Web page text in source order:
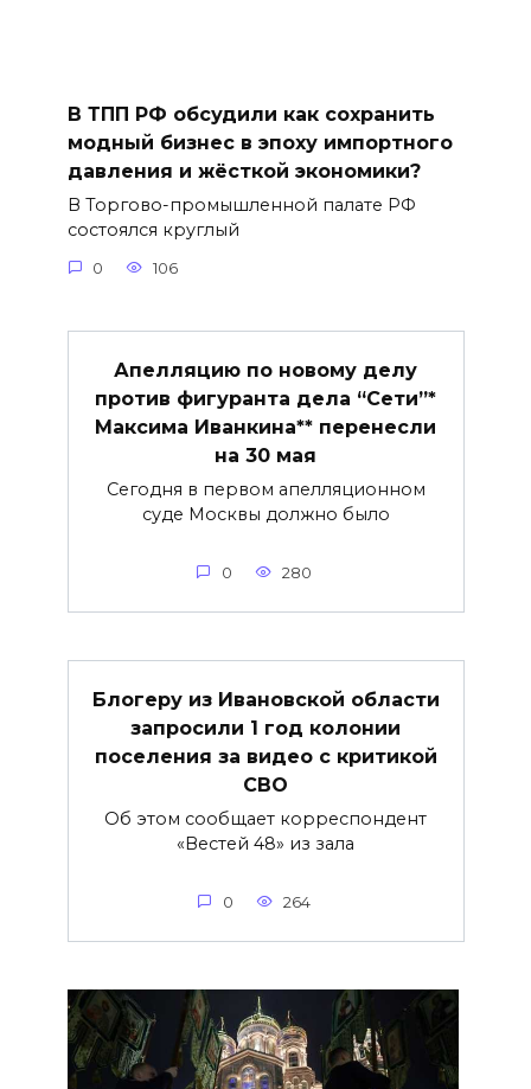
В ТПП РФ обсудили как сохранить
модный бизнес в эпоху импортного
давления и жёсткой экономики?
В Торгово-промышленной палате РФ
состоялся круглый
0 106
Апелляцию по новому делу
против фигуранта дела “Сети”*
Максима Иванкина** перенесли
на 30 мая
Сегодня в первом апелляционном
суде Москвы должно было
0 280
Блогеру из Ивановской области
запросили 1 год колонии
поселения за видео с критикой
СВО
Об этом сообщает корреспондент
«Вестей 48» из зала
0 264